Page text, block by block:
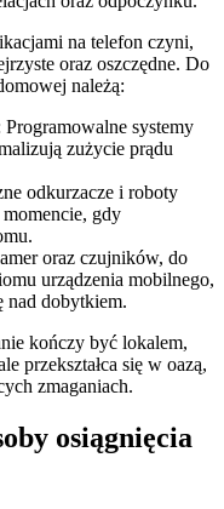
na telefon czyni,
oraz oszczędne. Do
należą:
systemy
zużycie prądu
odkurzacze i roboty
gdy
oraz czujników, do
urządzenia mobilnego,
nad dobytkiem.
kończy być lokalem,
przekształca się w oazą,
zmaganiach.
osiągnięcia